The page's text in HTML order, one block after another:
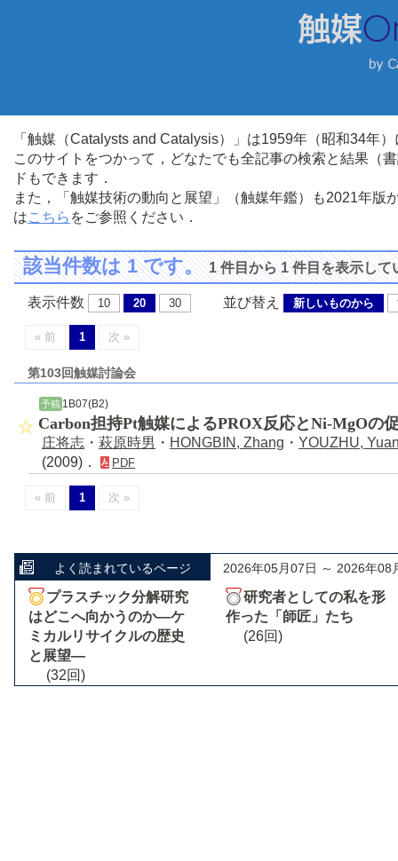
「触媒（Catalysts and Catalysis）」は1959年（昭和34年
このサイトをつかって，どなたでも全記事の検索と結果（
ドもできます．
また，「触媒技術の動向と展望」（触媒年鑑）も2021年
はこちら をご参照ください．
該当件数は 1 です。1 件目から 1 件目を表示して
表示件数 10 20 30 並び替え 新しいものから
« 前 1 次 »
第103回触媒討論会
予稿 1B07(B2)
Carbon担持Pt触媒によるPROX反応とNi-MgOの
庄将志 ・ 萩原時男 ・ HONGBIN, Zhang ・ YOUZHU,
(2009)．
PDF
« 前 1 次 »
よく読まれているページ 2026年05月07日 ～ 2026年08
プラスチック分解研究
はどこへ向かうのか―ケ
ミカルリサイクルの歴史
と展望―
(32回)
研究者としての私を形
作った「師匠」たち
(26回)